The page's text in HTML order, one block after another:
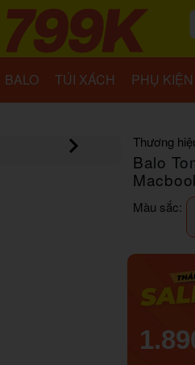
BALO TÚI XÁCH PHỤ KIỆN
Thương
Balo
Màu sắc: